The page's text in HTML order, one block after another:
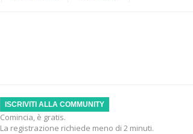
ISCRIVITI ALLA COMMUNITY
Comincia, è gratis.
La registrazione richiede meno di 2 minuti.